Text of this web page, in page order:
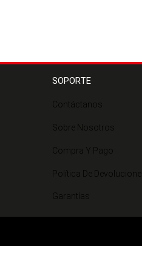
SOPORTE
Contáctanos
Sobre Nosotros
Compra Y Pago
Política De Devoluciones
Garantías